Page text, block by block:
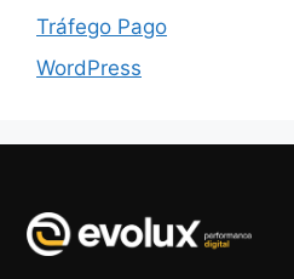
Tráfego Pago
WordPress